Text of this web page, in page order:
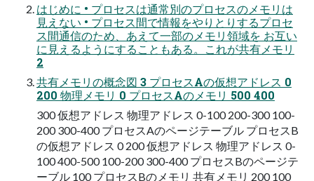
はじめに • プロセスは通常別のプロセスのメモリは
見えない • プロセス間で情報をやりとりするプロセ
ス間通信のため、あえて一部のメモリ領域を お互い
に見えるようにすることもある。これが共有メモリ
2
共有メモリの概念図 3 プロセスAの仮想アドレス 0
200 物理メモリ 0 プロセスAのメモリ 500 400
300 仮想アドレス 物理アドレス 0-100 200-300 100-
200 300-400 プロセスAのページテーブル プロセスB
の仮想アドレス 0 200 仮想アドレス 物理アドレス 0-
100 400-500 100-200 300-400 プロセスBのページテ
ーブル 100 プロセスBのメモリ 共有メモリ 200 100